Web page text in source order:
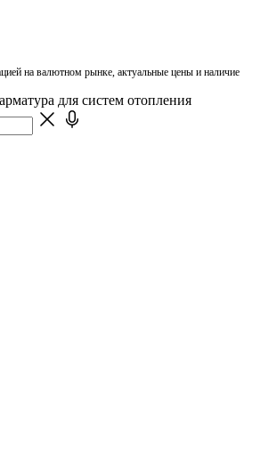
на валютном рынке, актуальные цены и наличие
для систем отопления